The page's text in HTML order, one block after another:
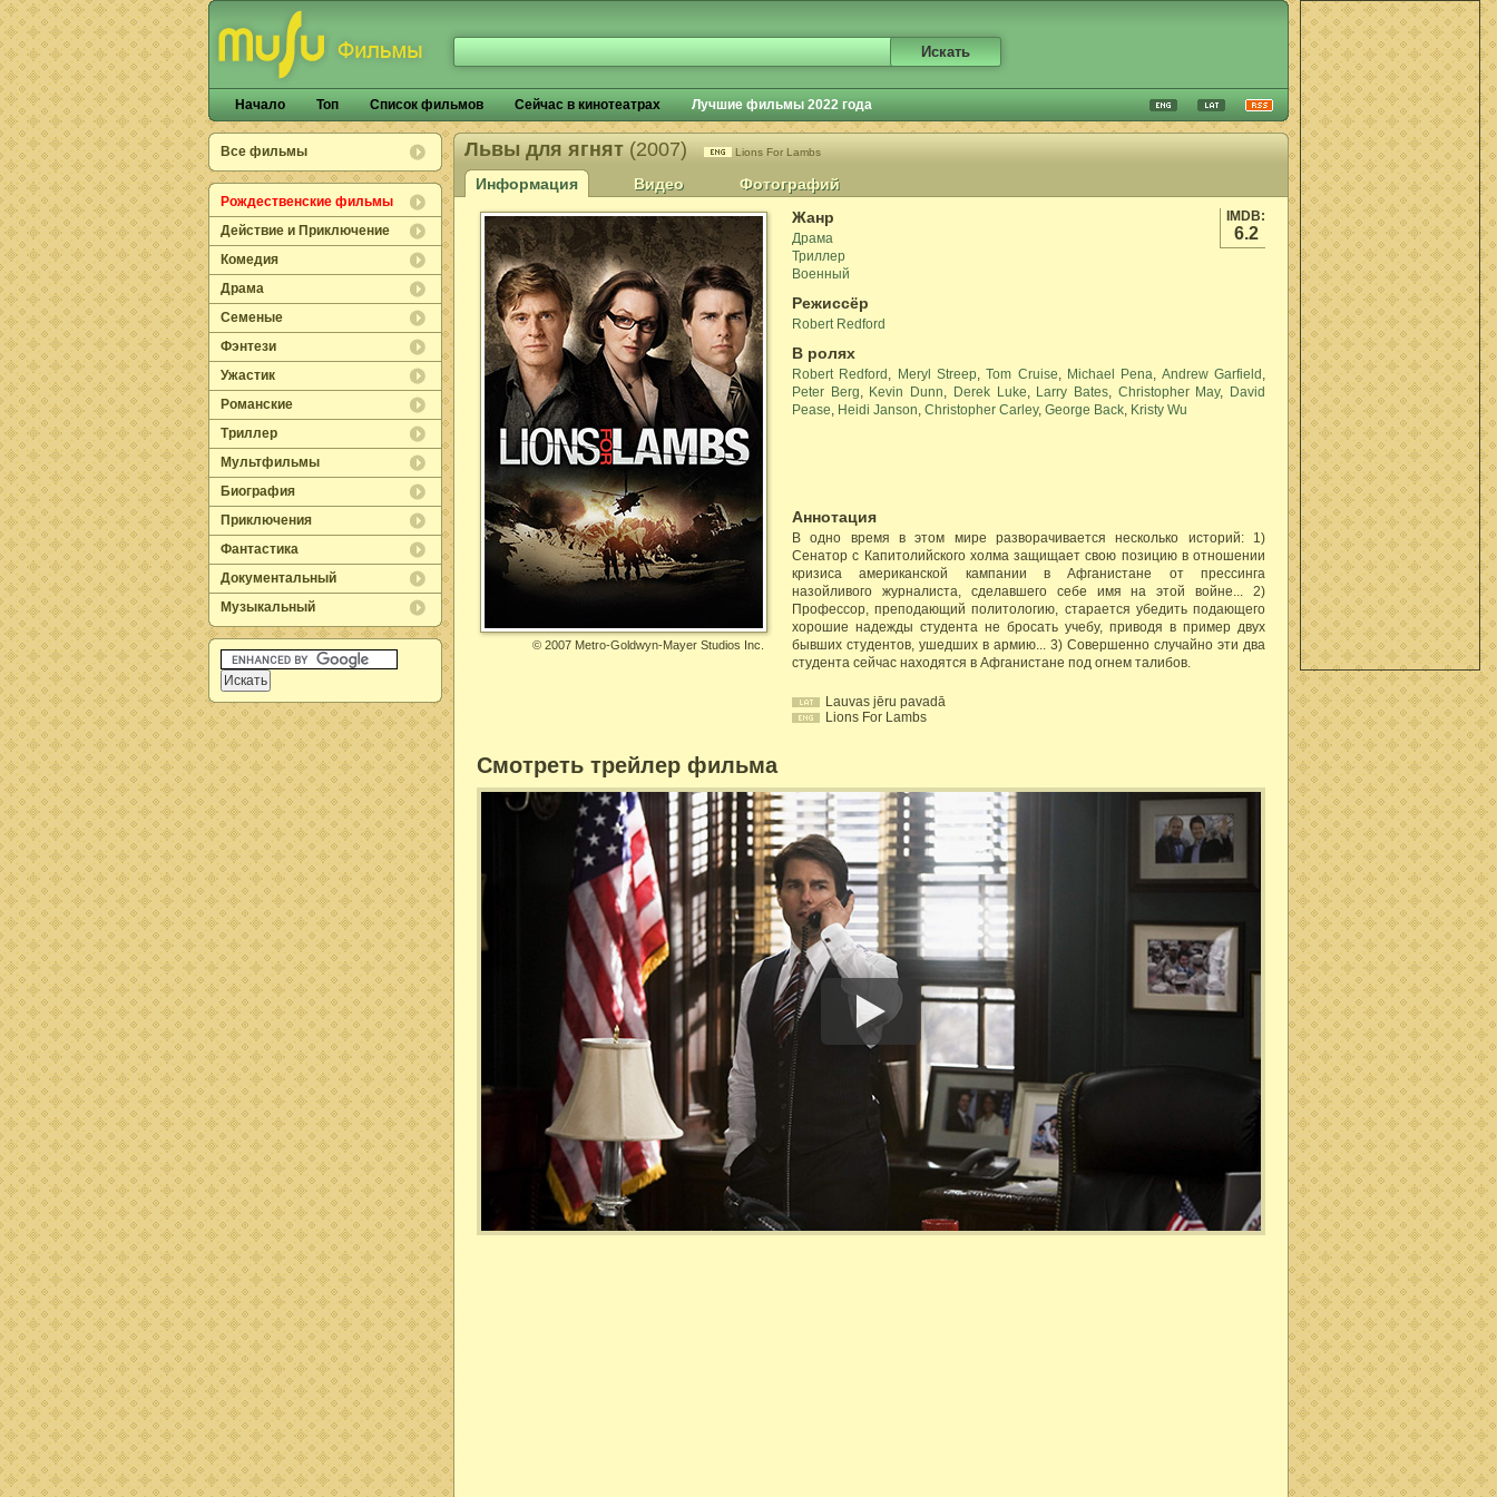
Начало Топ Список фильмов Сейчас в кинотеатрах Лучшие фильмы 2022 года
Все фильмы
Рождественские фильмы
Действие и Приключение
Комедия
Драма
Семеные
Фэнтези
Ужастик
Романские
Триллер
Мультфильмы
Биография
Приключения
Фантастика
Документальный
Музыкальный
Львы для ягнят (2007) Lions For Lambs
Информация Видео Фотографий
IMDB:
6.2
Жанр
Драма
Триллер
Военный
Режиссёр
Robert Redford
В ролях
Robert Redford , Meryl Streep,Tom Cruise, Michael Pena, Andrew Garfield ,
Peter Berg, Kevin Dunn, Derek Luke, Larry Bates, Christopher May, David
Pease, Heidi Janson, Christopher Carley, George Back, Kristy Wu
Аннотация
В одно время в этом мире разворачивается несколько историй: 1)
Сенатор с Капитолийского холма защищает свою позицию в отношении
кризиса американской кампании в Афганистане от прессинга
назойливого журналиста, сделавшего себе имя на этой войне... 2)
Профессор, преподающий политологию, старается убедить подающего
хорошие надежды студента не бросать учебу, приводя в пример двух
бывших студентов, ушедших в армию... 3) Совершенно случайно эти два
студента сейчас находятся в Афганистане под огнем талибов.
Lauvas jēru pavadā
Lions For Lambs
© 2007 Metro-Goldwyn-Mayer Studios Inc.
Смотреть трейлер фильма